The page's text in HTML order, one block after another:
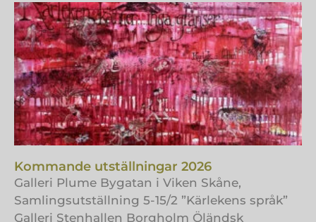
Kommande utställningar 2026
Galleri Plume Bygatan i Viken Skåne,
Samlingsutställning 5-15/2 ”Kärlekens språk”
Galleri Stenhallen Borgholm Öländsk